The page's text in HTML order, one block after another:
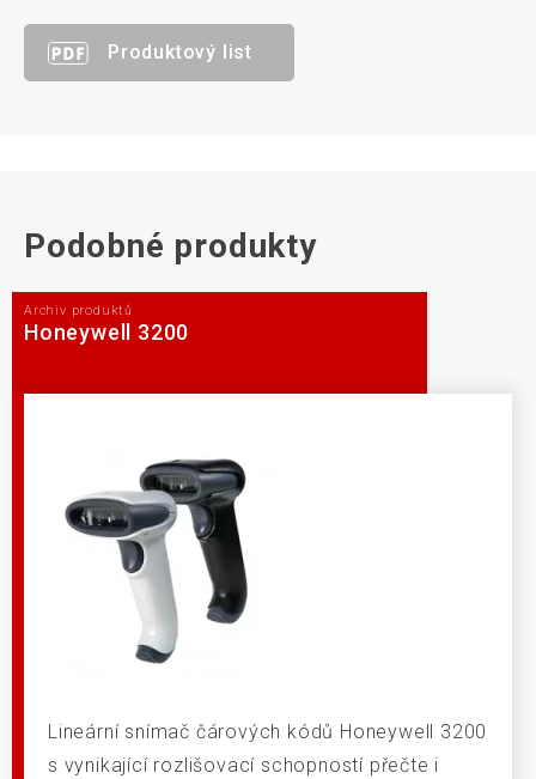
Produktový list
Podobné produkty
Archiv produktů
Honeywell 3200
Lineární snímač čárových kódů Honeywell 3200
s vynikající rozlišovací schopností přečte i